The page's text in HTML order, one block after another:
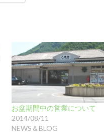
お盆期間中の営業について
2014/08/11
NEWS＆BLOG